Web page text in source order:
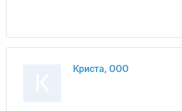
Криста, ООО